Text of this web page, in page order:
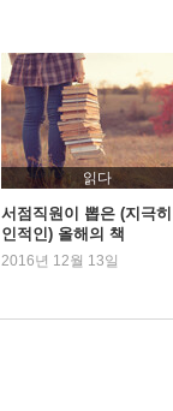
읽다
서점직원이 뽑은 (지극
인적인) 올해의 책
2016년 12월 13일